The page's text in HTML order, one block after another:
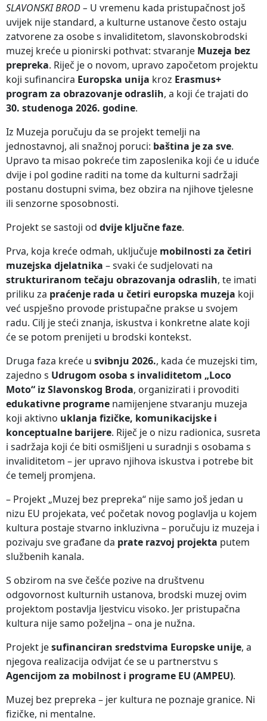
SLAVONSKI BROD – U vremenu kada pristupačnost još
uvijek nije standard, a kulturne ustanove često ostaju
zatvorene za osobe s invaliditetom, slavonskobrodski
muzej kreće u pionirski pothvat: stvaranje Muzeja bez
prepreka. Riječ je o novom, upravo započetom projektu
koji sufinancira Europska unija kroz Erasmus+
program za obrazovanje odraslih, a koji će trajati do
30. studenoga 2026. godine.
Iz Muzeja poručuju da se projekt temelji na
jednostavnoj, ali snažnoj poruci: baština je za sve.
Upravo ta misao pokreće tim zaposlenika koji će u iduće
dvije i pol godine raditi na tome da kulturni sadržaji
postanu dostupni svima, bez obzira na njihove tjelesne
ili senzorne sposobnosti.
Projekt se sastoji od dvije ključne faze.
Prva, koja kreće odmah, uključuje mobilnosti za četiri
muzejska djelatnika – svaki će sudjelovati na
strukturiranom tečaju obrazovanja odraslih, te imati
priliku za praćenje rada u četiri europska muzeja koji
već uspješno provode pristupačne prakse u svojem
radu. Cilj je steći znanja, iskustva i konkretne alate koji
će se potom prenijeti u brodski kontekst.
Druga faza kreće u svibnju 2026., kada će muzejski tim,
zajedno s Udrugom osoba s invaliditetom „Loco
Moto“ iz Slavonskog Broda, organizirati i provoditi
edukativne programe namijenjene stvaranju muzeja
koji aktivno uklanja fizičke, komunikacijske i
konceptualne barijere. Riječ je o nizu radionica, susreta
i sadržaja koji će biti osmišljeni u suradnji s osobama s
invaliditetom – jer upravo njihova iskustva i potrebe bit
će temelj promjena.
– Projekt „Muzej bez prepreka“ nije samo još jedan u
nizu EU projekata, već početak novog poglavlja u kojem
kultura postaje stvarno inkluzivna – poručuju iz muzeja i
pozivaju sve građane da prate razvoj projekta putem
službenih kanala.
S obzirom na sve češće pozive na društvenu
odgovornost kulturnih ustanova, brodski muzej ovim
projektom postavlja ljestvicu visoko. Jer pristupačna
kultura nije samo poželjna – ona je nužna.
Projekt jesufinanciran sredstvima Europske unije, a
njegova realizacija odvijat će se u partnerstvu s
Agencijom za mobilnost i programe EU (AMPEU).
Muzej bez prepreka – jer kultura ne poznaje granice. Ni
fizičke, ni mentalne.